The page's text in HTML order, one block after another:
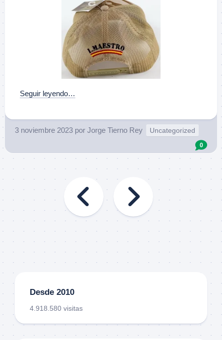
Seguir leyendo…
3 noviembre 2023 por Jorge Tierno Rey Uncategorized
0
Desde 2010
4.918.580 visitas